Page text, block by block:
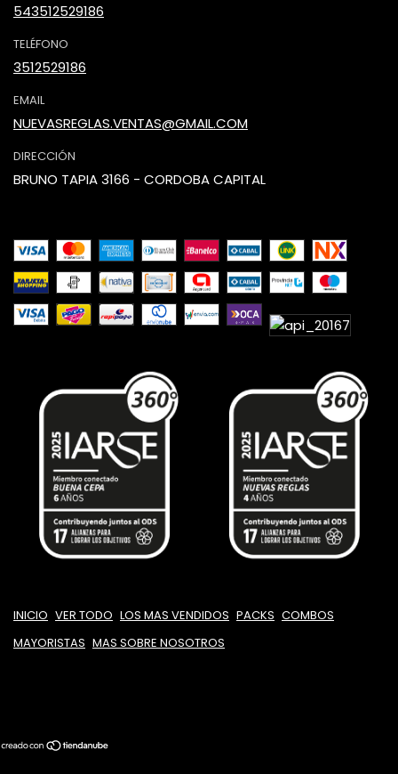
543512529186
TELÉFONO
3512529186
EMAIL
NUEVASREGLAS.VENTAS@GMAIL.COM
DIRECCIÓN
BRUNO TAPIA 3166 - CORDOBA CAPITAL
INICIO VER TODO LOS MAS VENDIDOS PACKS COMBOS
MAYORISTAS MAS SOBRE NOSOTROS